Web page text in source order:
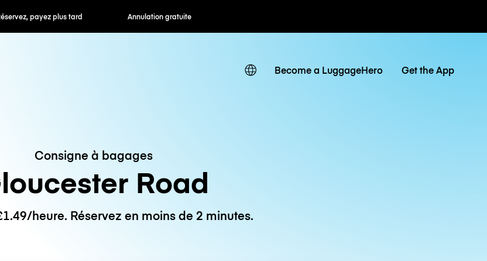
tard Annulation gratuite Tarifs horaires / journaliers
Become a LuggageHero Get the App
Consigne à bagages
Road
heure. Réservez en moins de 2 minutes.